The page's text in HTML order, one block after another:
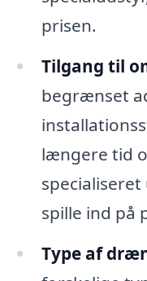
prisen.
Tilgang til
begrænset
længere tid
spille ind på
Type af